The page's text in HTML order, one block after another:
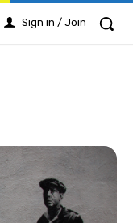
Sign in / Join